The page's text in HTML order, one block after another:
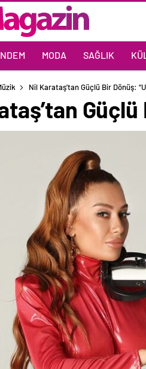
MODA SAĞLIK
Nil Karataş’tan Güçlü Bir Dönüş: